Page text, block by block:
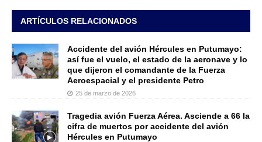
ARTÍCULOS RELACIONADOS
Accidente del avión Hércules en Putumayo:
así fue el vuelo, el estado de la aeronave y lo
que dijeron el comandante de la Fuerza
Aeroespacial y el presidente Petro
25 de marzo de 2026
Tragedia avión Fuerza Aérea. Asciende a 66 la
cifra de muertos por accidente del avión
Hércules en Putumayo